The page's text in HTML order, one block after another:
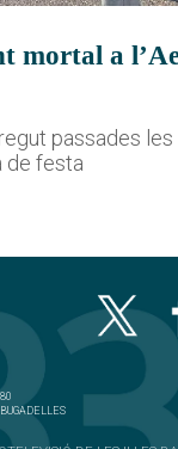
mortal a
passades les
de festa